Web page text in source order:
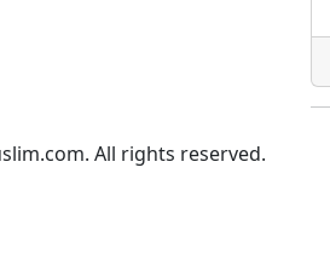
All rights reserved.